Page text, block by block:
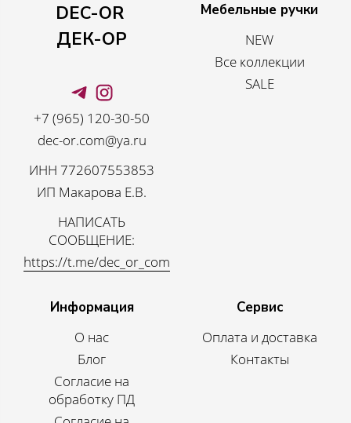
DEC-OR
ДЕК-ОР
+7 (965) 120-30-50
dec-or.com@ya.ru
ИНН 772607553853
ИП Макарова Е.В.
НАПИСАТЬ
СООБЩЕНИЕ:
https://t.me/dec_or_com
Мебельные ручки
NEW
Все коллекции
SALE
Информация
О нас
Блог
Согласие на
обработку ПД
Сервис
Оплата и доставка
Контакты